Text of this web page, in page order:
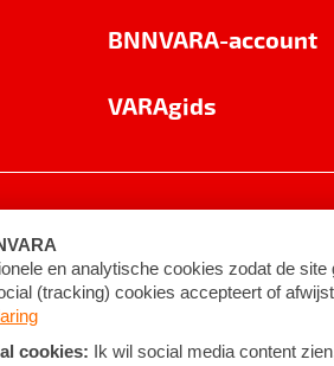
BNNVARA-account
VARAgids
voorwaarden ©2026BNNVARA